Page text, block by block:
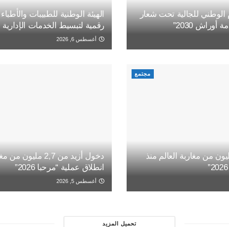
الوطني للجالية تحت شعار
2030”
الهيئة الوطنية للطبيبات
رقمية لتبسيط الخدمات الإدارية
أغسطس 6, 2026
مجتمع
أزيد من 2,7 مليون من مغاربة العالم منذ
دخول أزيد من 2,7
انطلاق عملية “مرحبا 2026”
أغسطس 5, 2026
تحميل المزيد